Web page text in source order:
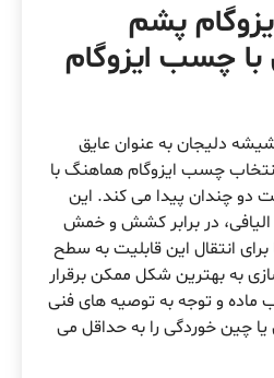
پشم
چسب ایزوگام
دلیجان به عنوان عایق
چسب ایزوگام هماهنگ با
دو چندان پیدا می کند. این
الیافی، در برابر کشش و خمش
انتقال این قابلیت به سطح
به بهترین شکل ممکن برقرار
و توجه به توصیه های فنی
چین خوردگی را به حداقل می